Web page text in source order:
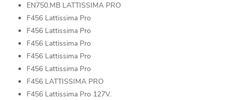
EN750.MB LATTISSIMA PRO
F456 Lattissima Pro
F456 Lattissima Pro
F456 Lattissima Pro
F456 Lattissima Pro
F456 Lattissima Pro
F456 LATTISSIMA PRO
F456 Lattissima Pro 127V.